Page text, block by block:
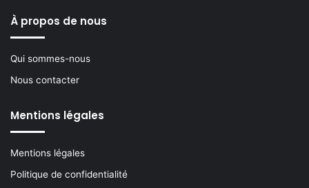
À propos de nous
Qui sommes-nous
Nous contacter
Mentions légales
Mentions légales
Politique de confidentialité